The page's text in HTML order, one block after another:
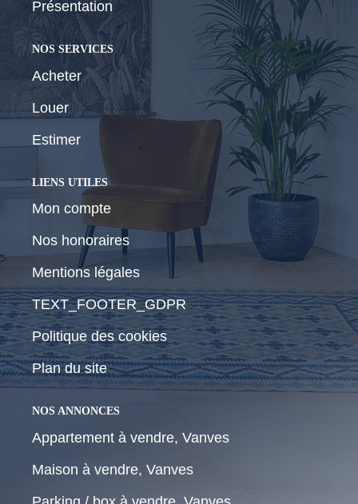
Présentation
NOS SERVICES
Acheter
Louer
Estimer
LIENS UTILES
Mon compte
Nos honoraires
Mentions légales
TEXT_FOOTER_GDPR
Politique des cookies
Plan du site
NOS ANNONCES
Appartement à vendre, Vanves
Maison à vendre, Vanves